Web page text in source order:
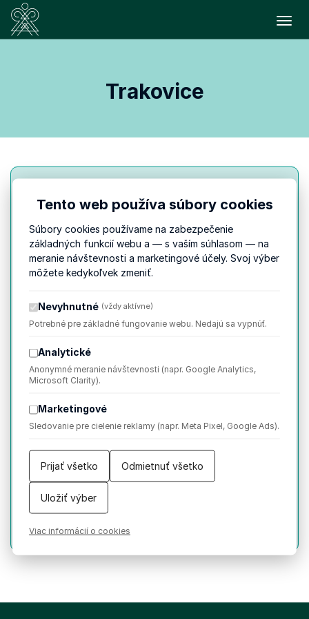
Trakovice
PIATOK 3. 7.
do 17:00
Moderované rozprávanie
špecifík obce Trakovice, ktorá sa nachádza v okrese
Hlohovec. V rámci moderovaného rozprávania sa
predstavia jej obyvatelia, vybrané javy tradičnej a
súčasnej kultúry tejto obce, priblíži sa jej história, nárečie,
spôsob života jej obyvateľov v minulosti s predstavením
Autorka:Margita Jágerová
Hostia:Ivan Šipkovský, Jana Šipkovská, Peter Lackovič,
Ľudovít Tolarovič
Tento web používa súbory cookies
Súbory cookies používame na zabezpečenie
základných funkcií webu a — s vaším súhlasom — na
meranie návštevnosti a marketingové účely. Svoj výber
môžete kedykoľvek zmeniť.
Nevyhnutné (vždy aktívne)
Potrebné pre základné fungovanie webu. Nedajú sa vypnúť.
Analytické
Anonymné meranie návštevnosti (napr. Google Analytics,
Microsoft Clarity).
Marketingové
Sledovanie pre cielenie reklamy (napr. Meta Pixel, Google Ads).
Prijať všetko Odmietnuť všetko
Uložiť výber
Viac informácií o cookies